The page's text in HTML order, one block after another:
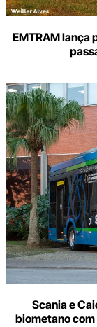
EMTRAM lança
Scania e
biometano